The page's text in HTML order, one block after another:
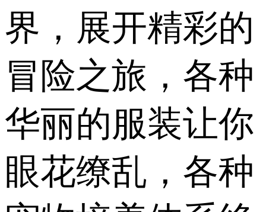
界，展开精彩的
冒险之旅，各种
华丽的服装让你
眼花缭乱，各种